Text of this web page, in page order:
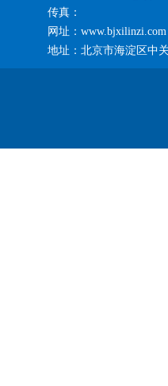
传真：
网址：www.bjxilinzi.com
地址：北京市海淀区中